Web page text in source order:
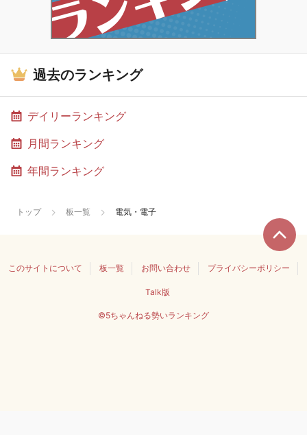
過去のランキング
デイリーランキング
月間ランキング
年間ランキング
トップ 板一覧 電気・電子
このサイトについて 板一覧 お問い合わせ プライバシーポリシー
Talk版
©5ちゃんねる勢いランキング